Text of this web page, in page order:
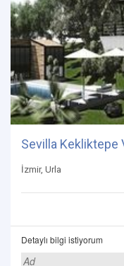
Sevilla Kekliktepe
İzmir, Urla
Detaylı bilgi istiyorum